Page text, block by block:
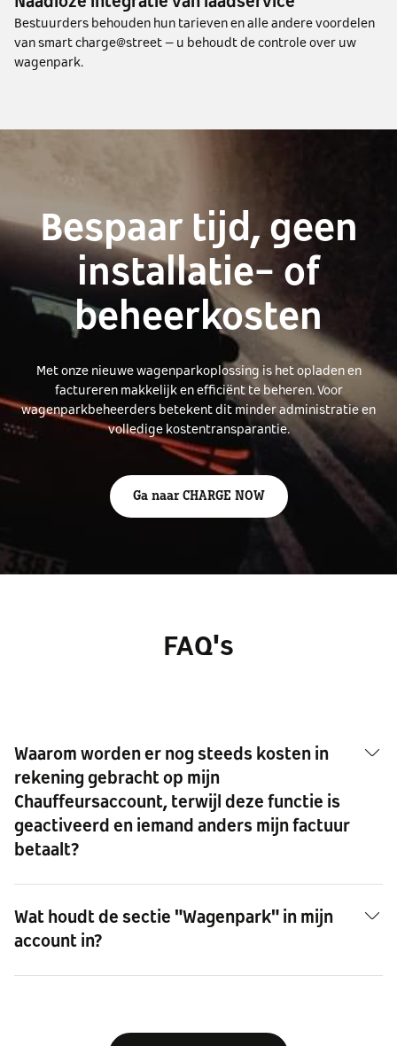
Bestuurders behouden hun tarieven en alle andere voordelen
van smart charge@street – u behoudt de controle over uw
wagenpark.
Bespaar tijd, geen
installatie- of
beheerkosten
Met onze nieuwe wagenparkoplossing is het opladen en
factureren makkelijk en efficiënt te beheren. Voor
wagenparkbeheerders betekent dit minder administratie en
volledige kostentransparantie.
Ga naar CHARGE NOW
FAQ's
Waarom worden er nog steeds kosten in
rekening gebracht op mijn
Chauffeursaccount, terwijl deze functie is
geactiveerd en iemand anders mijn factuur
betaalt?
Wat houdt de sectie "Wagenpark" in mijn
account in?